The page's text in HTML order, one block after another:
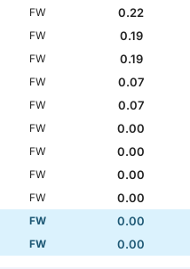
FW
0.22
FW
0.19
FW
0.19
FW
0.07
FW
0.07
FW
0.00
FW
0.00
FW
0.00
FW
0.00
FW
0.00
FW 0.00